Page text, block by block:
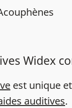
Widex
est unique
auditives.